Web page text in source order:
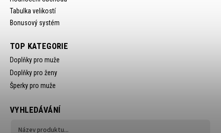
Tabulka velikostí
Bonusový systém
TOP KATEGORIE
Doplňky pro muže
Doplňky pro ženy
Šperky pro muže
VYHLEDÁVÁNÍ